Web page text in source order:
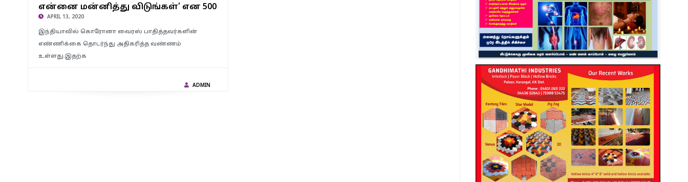
என்னை மன்னித்து விடுங்கள்’ என 500 முறை எழுத வைத்து
நூதன தண்டனை வழங்கிய போலீஸ்..!
என்னை மன்னித்து விடுங்கள்’ என 500 முறை எழு
APRIL 13, 2020
இந்தியாவில் கொரோனா வைரஸ் பாதித்தவர்களின்
எண்ணிக்கை தொடர்ந்து அதிகரித்த வண்ணம்
உள்ளது.இதற்க
ADMIN